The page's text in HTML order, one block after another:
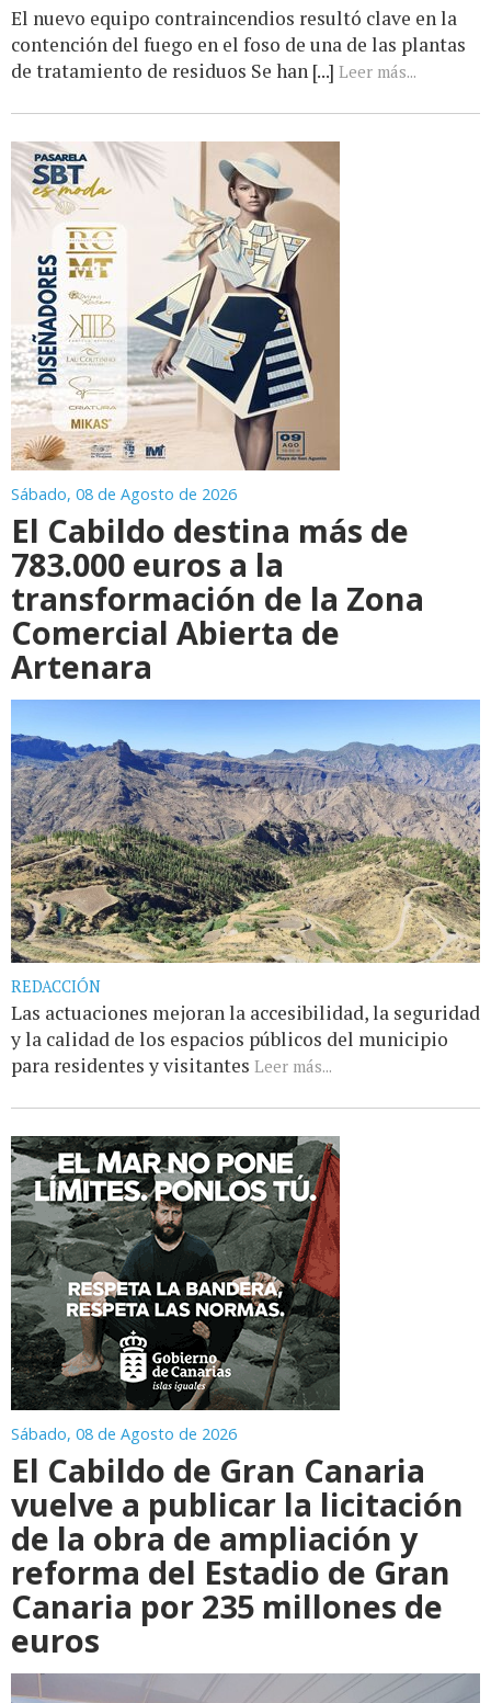
El nuevo equipo contraincendios resultó clave en la
contención del fuego en el foso de una de las plantas
de tratamiento de residuos Se han [...] Leer más...
Sábado, 08 de Agosto de 2026
El Cabildo destina más de
783.000 euros a la
transformación de la Zona
Comercial Abierta de
Artenara
REDACCIÓN
Las actuaciones mejoran la accesibilidad, la seguridad
y la calidad de los espacios públicos del municipio
para residentes y visitantes Leer más...
Sábado, 08 de Agosto de 2026
El Cabildo de Gran Canaria
vuelve a publicar la licitación
de la obra de ampliación y
reforma del Estadio de Gran
Canaria por 235 millones de
euros